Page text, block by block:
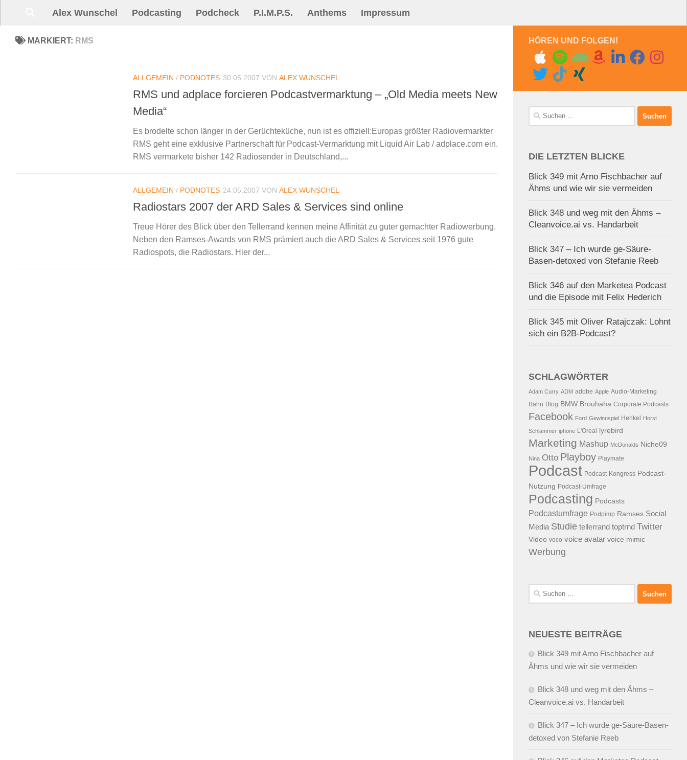
Unter dem InhaltAlex Wunschel Podcasting Podcheck P.I.M.P.S. Anthems Impressum
MARKIERT: RMS
ALLGEMEIN / PODNOTES 30.05.2007 VON ALEX WUNSCHEL
RMS und adplace forcieren Podcastvermarktung – „Old Media meets New
Media“
Es brodelte schon länger in der Gerüchteküche, nun ist es offiziell:Europas größter Radiovermarkter
RMS geht eine exklusive Partnerschaft für Podcast-Vermarktung mit Liquid Air Lab / adplace.com ein.
RMS vermarkete bisher 142 Radiosender in Deutschland,...
ALLGEMEIN / PODNOTES 24.05.2007 VON ALEX WUNSCHEL
Radiostars 2007 der ARD Sales & Services sind online
Treue Hörer des Blick über den Tellerrand kennen meine Affinität zu guter gemachter Radiowerbung.
Neben den Ramses-Awards von RMS prämiert auch die ARD Sales & Services seit 1976 gute
Radiospots, die Radiostars. Hier der...
HÖREN UND FOLGEN!
Suchen
nach:
DIE LETZTEN BLICKE
Blick 349 mit Arno Fischbacher auf
Ähms und wie wir sie vermeiden
Blick 348 und weg mit den Ähms –
Cleanvoice.ai vs. Handarbeit
Blick 347 – Ich wurde ge-Säure-
Basen-detoxed von Stefanie Reeb
Blick 346 auf den Marketea Podcast
und die Episode mit Felix Hederich
Blick 345 mit Oliver Ratajczak: Lohnt
sich ein B2B-Podcast?
SCHLAGWÖRTER
Adam Curry ADM adobe Apple Audio-Marketing
Bahn Blog BMW Brouhaha Corporate Podcasts
Facebook Ford Gewinnspiel Henkel Horst
Schlämmer iphone L'Oreal lyrebird
Marketing Mashup McDonalds Niche09
Nina Otto Playboy Playmate
Podcast Podcast-Kongress Podcast-
Nutzung Podcast-Umfrage
Podcasting Podcasts
Podcastumfrage Podpimp Ramses Social
Media Studie tellerrand toptrnd Twitter
Video voco voice avatar voice mimic
Werbung
Suchen
nach:
NEUESTE BEITRÄGE
Blick 349 mit Arno Fischbacher auf
Ähms und wie wir sie vermeiden
Blick 348 und weg mit den Ähms –
Cleanvoice.ai vs. Handarbeit
Blick 347 – Ich wurde ge-Säure-Basen-
detoxed von Stefanie Reeb